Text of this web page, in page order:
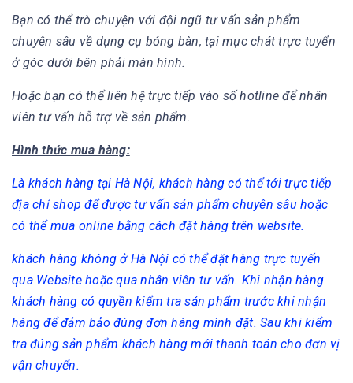
Bạn có thể trò chuyện với đội ngũ tư vấn sản phẩm
chuyên sâu về dụng cụ bóng bàn, tại mục chát trực tuyển
ở góc dưới bên phải màn hình.
Hoặc bạn có thể liên hệ trực tiếp vào số hotline để nhân
viên tư vấn hỗ trợ về sản phẩm.
Hình thức mua hàng:
Là khách hàng tại Hà Nội, khách hàng có thể tới trực tiếp
địa chỉ shop để được tư vấn sản phẩm chuyên sâu hoặc
có thể mua online bằng cách đặt hàng trên website.
khách hàng không ở Hà Nội có thể đặt hàng trực tuyến
qua Website hoặc qua nhân viên tư vấn. Khi nhận hàng
khách hàng có quyền kiểm tra sản phẩm trước khi nhận
hàng để đảm bảo đúng đơn hàng mình đặt. Sau khi kiểm
tra đúng sản phẩm khách hàng mới thanh toán cho đơn vị
vận chuyển.